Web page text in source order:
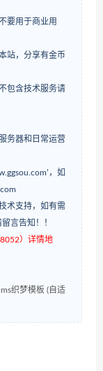
要用于商业用
站，分享有金币
包含技术服务请
务器和日常运营
，如
术支持，如有需
言告知！！
）详情地
织梦模板 (自适